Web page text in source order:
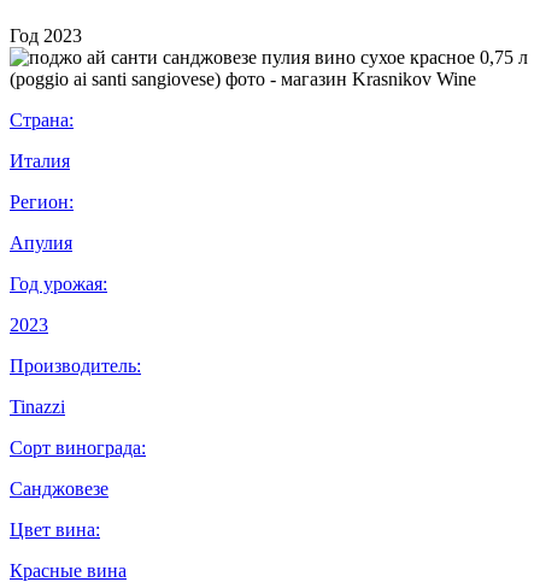
Год 2023
Страна:
Италия
Регион:
Апулия
Год урожая:
2023
Производитель:
Tinazzi
Сорт винограда:
Санджовезе
Цвет вина:
Красные вина